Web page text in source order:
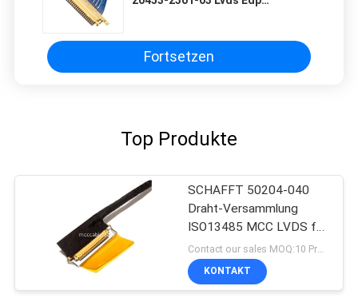
Fortsetzen
Top Produkte
SCHAFFT 50204-040
Draht-Versammlung
ISO13485 MCC LVDS für
medizinischen Lcd-
Monitor mit links
KONTAKT